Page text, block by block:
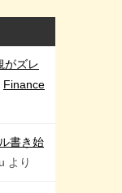
がズレ
Finance
書き始
より